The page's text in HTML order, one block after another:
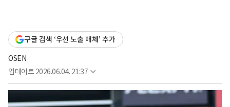
구글 검색 ‘우선 노출 매체’ 추가
OSEN
업데이트 2026.06.04. 21:37